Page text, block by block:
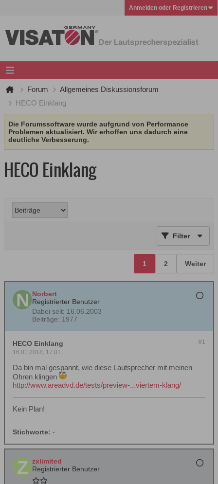
Anmelden oder Registrieren
Forum
Allgemeines Diskussionsforum
HECO Einklang
Die Forumssoftware wurde aufgrund von Performance
Problemen aktualisiert. Wir erhoffen uns dadurch eine
deutliche Verbesserung.
HECO Einklang
Filter
1 2 Weiter
Norbert
Registrierter Benutzer
Dabei seit: 16.06.2003
Beiträge: 1977
#1
HECO Einklang
16.01.2018, 17:01
Da bin mal gespannt, wie diese Lautsprecher mit meinen
Ohren klingen
http://www.areadvd.de/tests/preview-...viertem-klang/
Kein Plan!
Stichworte: -
zxlimited
Registrierter Benutzer